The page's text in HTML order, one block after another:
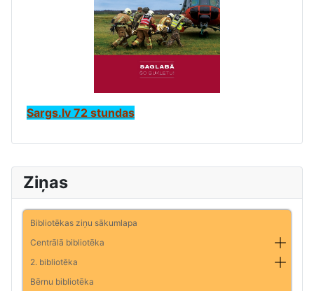
Ziņas
Bibliotēkas ziņu sākumlapa
Centrālā bibliotēka
2. bibliotēka
Bērnu bibliotēka
Sargs.lv 72 stundas